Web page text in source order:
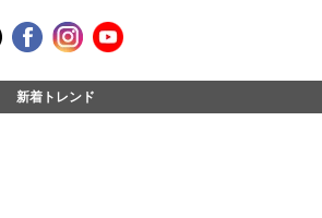
新着トレンド